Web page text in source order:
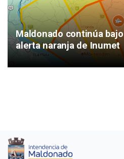
Maldonado continúa
alerta naranja de Inumet